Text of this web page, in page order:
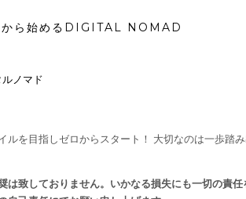
から始めるDIGITAL NOMAD
ノマド
ルを目指しゼロからスタート！ 大切なのは一歩踏
致しておりません。いかなる損失にも一切の責任